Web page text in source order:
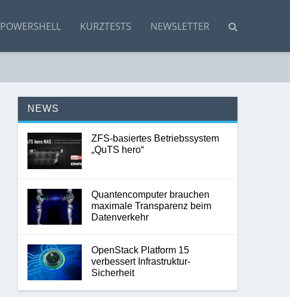
POWERSHELL KURZTESTS NEWSLETTER
NEWS
ZFS-basiertes Betriebssystem
„QuTS hero“
Quantencomputer brauchen
maximale Transparenz beim
Datenverkehr
OpenStack Platform 15
verbessert Infrastruktur-
Sicherheit